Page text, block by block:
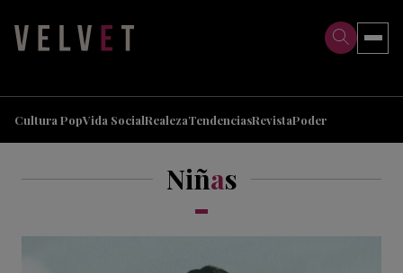
Cultura PopVida SocialRealezaTendenciasRevistaPoder
Niñas